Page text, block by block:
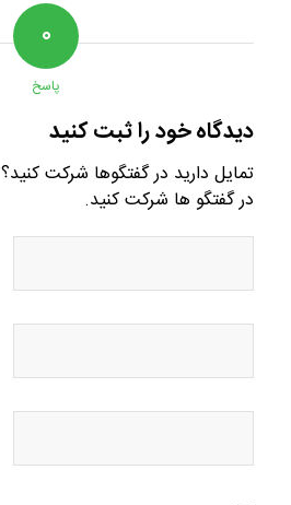
۰
پاسخ
دیدگاه خود را ثبت کنید
تمایل دارید در گفتگوها شرکت کنید؟
در گفتگو ها شرکت کنید.